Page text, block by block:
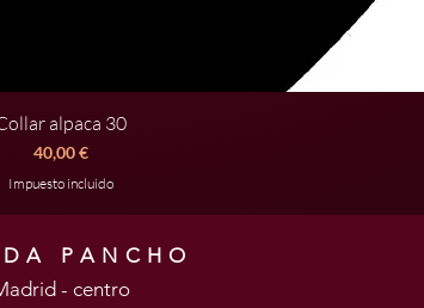
Vista rápida
alpaca 30
Precio
40,00 €
Impuesto incluido
PANCHO
- centro